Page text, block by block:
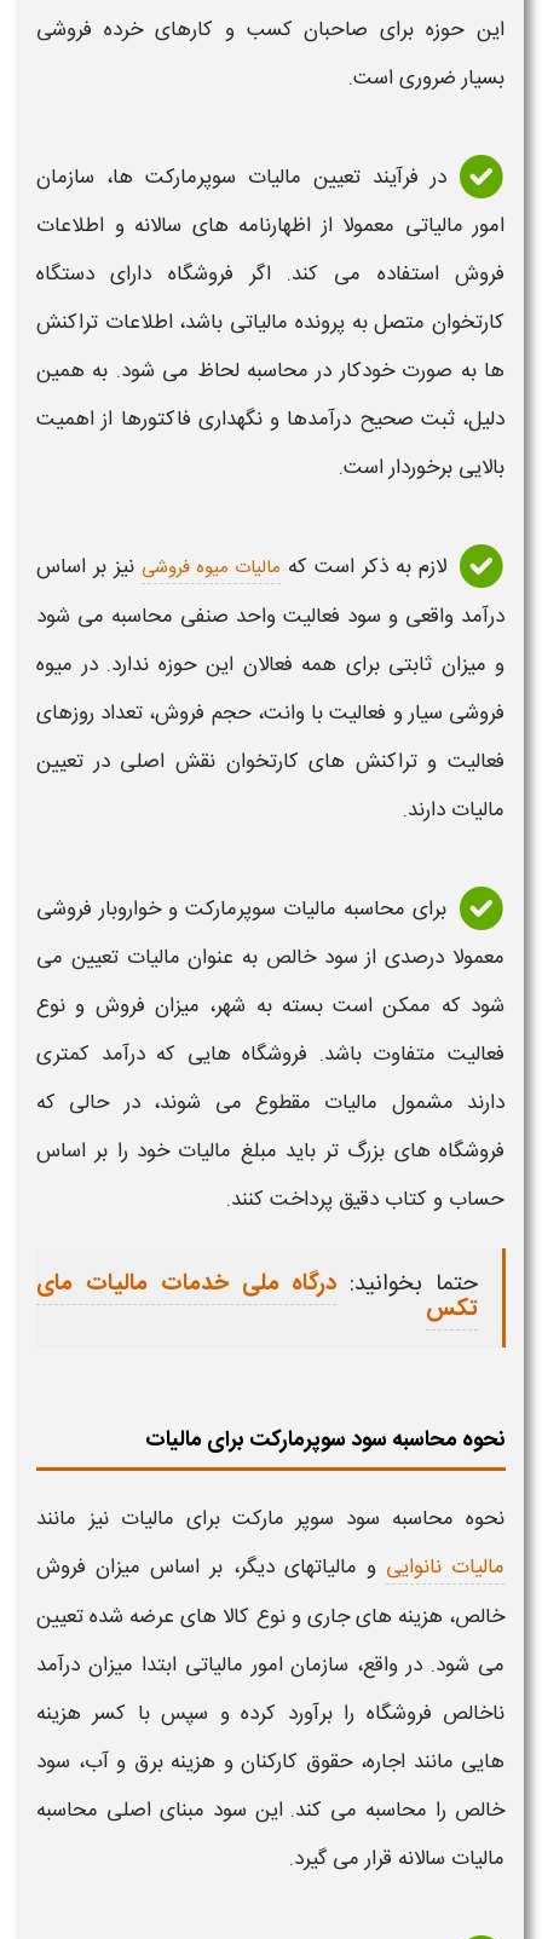
این حوزه برای صاحبان کسب و کارهای خرده فروشی
بسیار ضروری است.
در فرآیند تعیین مالیات سوپرمارکت ها، سازمان
امور مالیاتی معمولا از اظهارنامه های سالانه و اطلاعات
فروش استفاده می کند. اگر فروشگاه دارای دستگاه
کارتخوان متصل به پرونده مالیاتی باشد، اطلاعات تراکنش
ها به صورت خودکار در محاسبه لحاظ می شود. به همین
دلیل، ثبت صحیح درآمدها و نگهداری فاکتورها از اهمیت
بالایی برخوردار است.
لازم به ذکر است که مالیات میوه فروشی نیز بر اساس
درآمد واقعی و سود فعالیت واحد صنفی محاسبه می شود
و میزان ثابتی برای همه فعالان این حوزه ندارد. در میوه
فروشی سیار و فعالیت با وانت، حجم فروش، تعداد روزهای
فعالیت و تراکنش های کارتخوان نقش اصلی در تعیین
مالیات دارند.
برای محاسبه مالیات سوپرمارکت و خواروبار فروشی
معمولا درصدی از سود خالص به عنوان مالیات تعیین می
شود که ممکن است بسته به شهر، میزان فروش و نوع
فعالیت متفاوت باشد. فروشگاه هایی که درآمد کمتری
دارند مشمول مالیات مقطوع می شوند، در حالی که
فروشگاه های بزرگ تر باید مبلغ مالیات خود را بر اساس
حساب و کتاب دقیق پرداخت کنند.
حتما بخوانید: درگاه ملی خدمات مالیات مای
تکس
نحوه محاسبه سود سوپرمارکت برای مالیات
نحوه محاسبه سود سوپر مارکت برای مالیاتنیز مانند
مالیات نانوایی و مالیاتهای دیگر، بر اساس میزان فروش
خالص، هزینه های جاری و نوع کالا های عرضه شده تعیین
می شود. در واقع، سازمان امور مالیاتی ابتدا میزان درآمد
ناخالص فروشگاه را برآورد کرده و سپس با کسر هزینه
هایی مانند اجاره، حقوق کارکنان و هزینه برق و آب، سود
خالص را محاسبه می کند. این سود مبنای اصلی محاسبه
مالیات سالانه قرار می گیرد.